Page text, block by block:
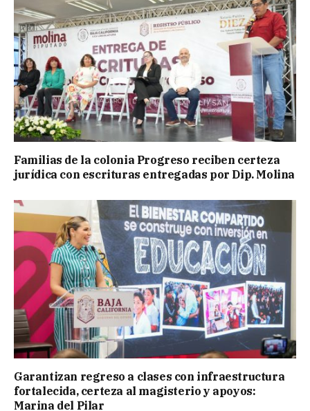
Familias de la colonia Progreso reciben certeza
jurídica con escrituras entregadas por Dip. Molina
Garantizan regreso a clases con infraestructura
fortalecida, certeza al magisterio y apoyos:
Marina del Pilar